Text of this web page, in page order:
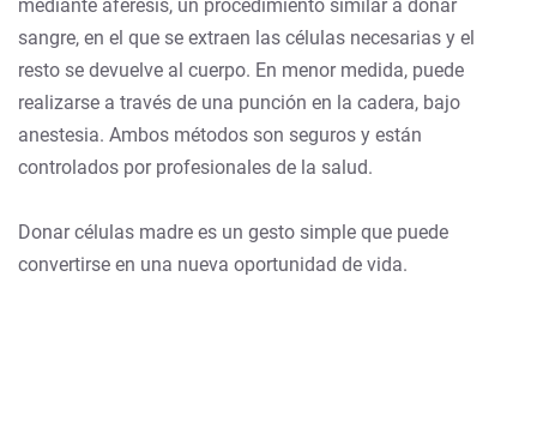
mediante aféresis, un procedimiento similar a donar
sangre, en el que se extraen las células necesarias y el
resto se devuelve al cuerpo. En menor medida, puede
realizarse a través de una punción en la cadera, bajo
anestesia. Ambos métodos son seguros y están
controlados por profesionales de la salud.
Donar células madre es un gesto simple que puede
convertirse en una nueva oportunidad de vida.